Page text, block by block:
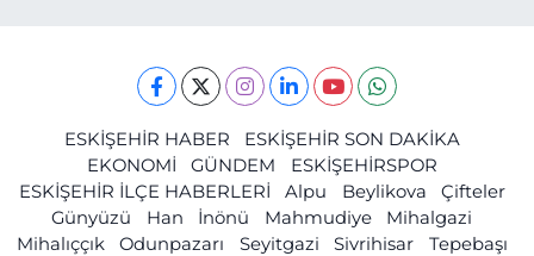
ESKİŞEHİR HABER
ESKİŞEHİR SON DAKİKA
EKONOMİ
GÜNDEM
ESKİŞEHİRSPOR
ESKİŞEHİR İLÇE HABERLERİ
Alpu Beylikova
Çifteler
Günyüzü
Han İnönü Mahmudiye
Mihalgazi
Mihalıççık
Odunpazarı Seyitgazi Sivrihisar
Tepebaşı